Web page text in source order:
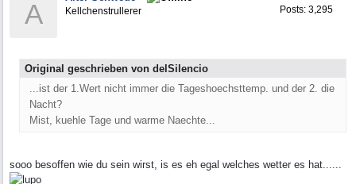
Posts: 3,295
A Kellchenstrullerer
Original geschrieben von delSilencio
...ist der 1.Wert nicht immer die Tageshoechsttemp. und der 2. die
Nacht?
Mist, kuehle Tage und warme Naechte...
sooo besoffen wie du sein wirst, is es eh egal welches wetter es hat......